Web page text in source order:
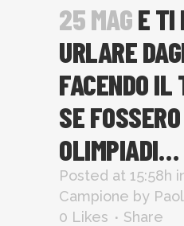
25 MAGE TI
URLARE
FACENDO IL
SE
OLIMPIADI…
Posted at 15:58h
Campione by
0 Likes Share